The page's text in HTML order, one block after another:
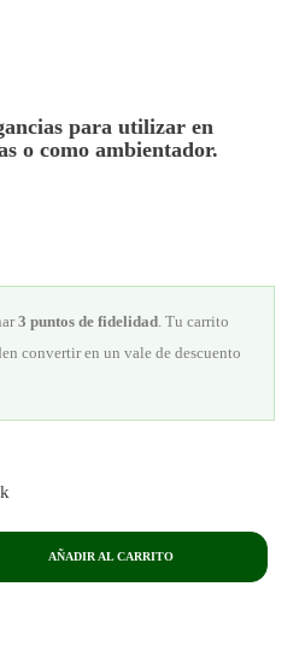
para utilizar en
o como ambientador.
3 puntos de fidelidad . Tu carrito
convertir en un vale de descuento
AÑADIR AL CARRITO